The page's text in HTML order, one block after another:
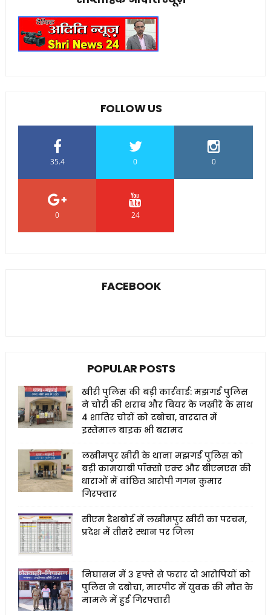
FOLLOW US
35.4 0 0
0 24
FACEBOOK
POPULAR POSTS
खीरी पुलिस की बड़ी कार्रवाई: मझगई पुलिस
ने चोरी की शराब और बियर के जखीरे के साथ
4 शातिर चोरों को दबोचा, वारदात में
इस्तेमाल बाइक भी बरामद
लखीमपुर खीरी के थाना मझगई पुलिस को
बड़ी कामयाबी पॉक्सो एक्ट और बीएनएस की
धाराओं में वांछित आरोपी गगन कुमार
गिरफ्तार
सीएम डैशबोर्ड में लखीमपुर खीरी का परचम,
प्रदेश में तीसरे स्थान पर जिला
निघासन में 3 हफ्ते से फरार दो आरोपियों को
पुलिस ने दबोचा, मारपीट में युवक की मौत के
मामले में हुई गिरफ्तारी